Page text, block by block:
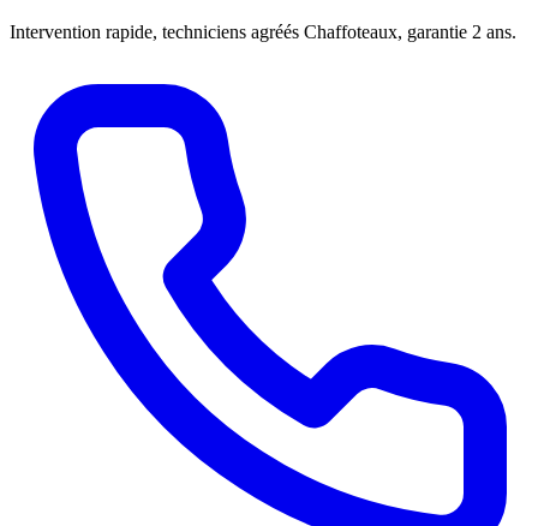
Intervention rapide, techniciens agréés Chaffoteaux, garantie 2 ans.